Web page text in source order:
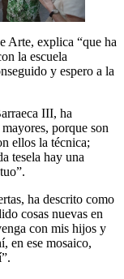
Arte, explica “que ha
la escuela
y espero a la
III, ha
porque son
ellos la técnica;
tesela hay una
ha descrito como
cosas nuevas en
con mis hijos y
en ese mosaico,